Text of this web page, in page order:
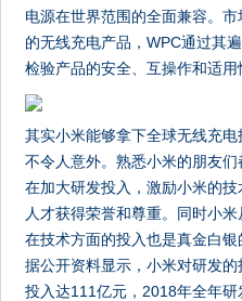
电源在世界范围的全面兼容。
的无线充电产品，WPC通过其
检验产品的安全、互操作和适用
其实小米能够拿下全球无线充
不令人意外。熟悉小米的朋友
在加大研发投入，激励小米的
人才获得荣誉和尊重。同时小
在技术方面的投入也是真金白银
据公开资料显示，小米对研发
投入达111亿元，2018年全年